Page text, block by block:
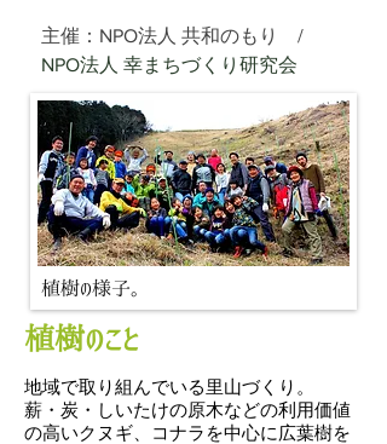
主催：NPO法人 共和のもり /
NPO法人 幸まちづくり研究会
植樹の様子。
植樹のこと
地域で取り組んでいる里山づくり。
薪・炭・しいたけの原木などの利用価値
の高いクヌギ、コナラを中心に広葉樹を